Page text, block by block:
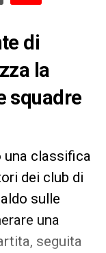
di
la
squadre
classifica
dei club di
sulle
una
seguita